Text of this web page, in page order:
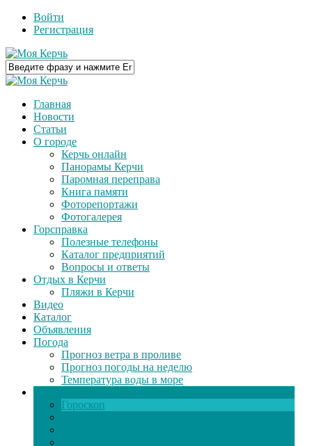
Войти
Регистрация
Главная
Новости
Статьи
О городе
Керчь онлайн
Панорамы Керчи
Паромная переправа
Книга памяти
Фоторепортажи
Фотогалерея
Горсправка
Полезные телефоны
Каталог предприятий
Вопросы и ответы
Отдых в Керчи
Пляжи в Керчи
Видео
Каталог
Объявления
Погода
Прогноз ветра в проливе
Прогноз погоды на неделю
Температура воды в море
Гороскоп